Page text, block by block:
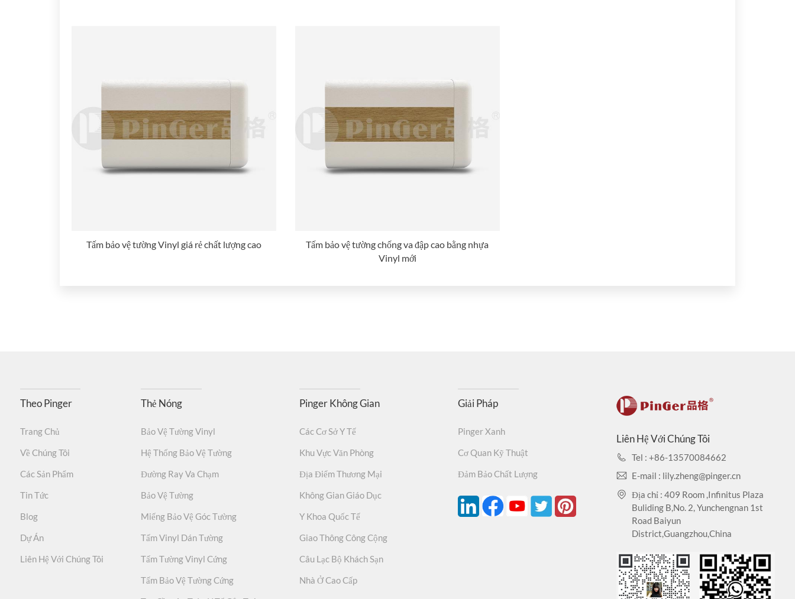
Tấm bảo vệ tường Vinyl giá rẻ chất lượng cao
Tấm bảo vệ tường chống va đập cao bằng nhựa
Vinyl mới
Theo Pinger
Trang Chủ
Về Chúng Tôi
Các Sản Phẩm
Tin Tức
Blog
Dự Án
Liên Hệ Với Chúng Tôi
Thẻ Nóng
Bảo Vệ Tường Vinyl
Hệ Thống Bảo Vệ Tường
Đường Ray Va Chạm
Bảo Vệ Tường
Miếng Bảo Vệ Góc Tường
Tấm Vinyl Dán Tường
Tấm Tường Vinyl Cứng
Tấm Bảo Vệ Tường Cứng
Pinger Không Gian
Các Cơ Sở Y Tế
Khu Vực Văn Phòng
Địa Điểm Thương Mại
Không Gian Giáo Dục
Y Khoa Quốc Tế
Giao Thông Công Cộng
Câu Lạc Bộ Khách Sạn
Nhà Ở Cao Cấp
Giải Pháp
Pinger Xanh
Cơ Quan Kỹ Thuật
Đảm Bảo Chất Lượng
Liên Hệ Với Chúng Tôi
Tel : +86-13570084662
E-mail : lily.zheng@pinger.cn
Địa chỉ : 409 Room ,Infinitus Plaza
Buliding B,No. 2, Yunchengnan 1st
Road Baiyun
District,Guangzhou,China